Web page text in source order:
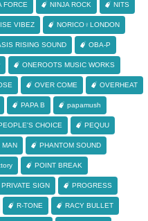
FORCE NINJA ROCK NITS
VIBEZ NORICO♀LONDON
RISING SOUND OBA-P
ONEROOTS MUSIC WORKS
OVER COME OVERHEAT
PAPA B papamush
CHOICE PEQUU
MAN PHANTOM SOUND
POINT BREAK
PRIVATE SIGN PROGRESS
R-TONE RACY BULLET